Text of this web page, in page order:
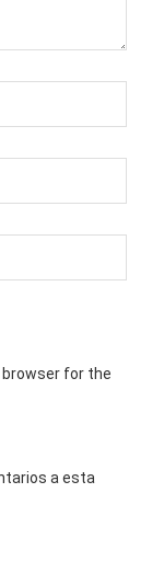
browser for the
a esta